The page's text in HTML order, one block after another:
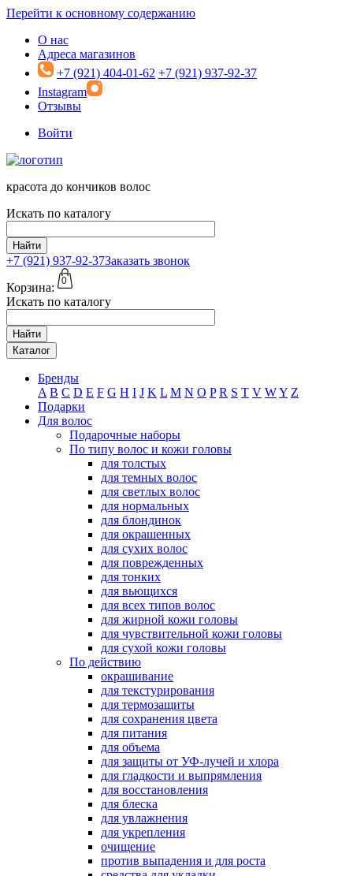
Перейти к основному содержанию
О нас
Адреса магазинов
+7 (921) 404-01-62 +7 (921) 937-92-37
Instagram
Отзывы
Войти
красота до кончиков волос
Искать по каталогу
Найти
+7 (921) 937-92-37Заказать звонок
Корзина:
0
Искать по каталогу
Найти
Каталог
Бренды
A B C D E F G H I J K L M N O P R S T V WY Z
Подарки
Для волос
Подарочные наборы
По типу волос и кожи головы
для толстых
для темных волос
для светлых волос
для нормальных
для блондинок
для окрашенных
для сухих волос
для поврежденных
для тонких
для вьющихся
для всех типов волос
для жирной кожи головы
для чувствительной кожи головы
для сухой кожи головы
По действию
окрашивание
для текстурирования
для термозащиты
для сохранения цвета
для питания
для объема
для защиты от УФ-лучей и хлора
для гладкости и выпрямления
для восстановления
для блеска
для увлажнения
для укрепления
очищение
против выпадения и для роста